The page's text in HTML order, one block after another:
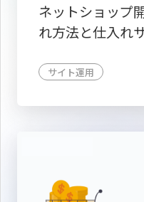
ネットショップ
れ方法と仕入れ
サイト運用